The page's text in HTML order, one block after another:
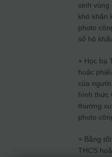
sinh vùng
khó khăn
photo
sổ hộ
+ Học bạ
hoặc
của
hình thức
thường
photo
+ Bằng
THCS